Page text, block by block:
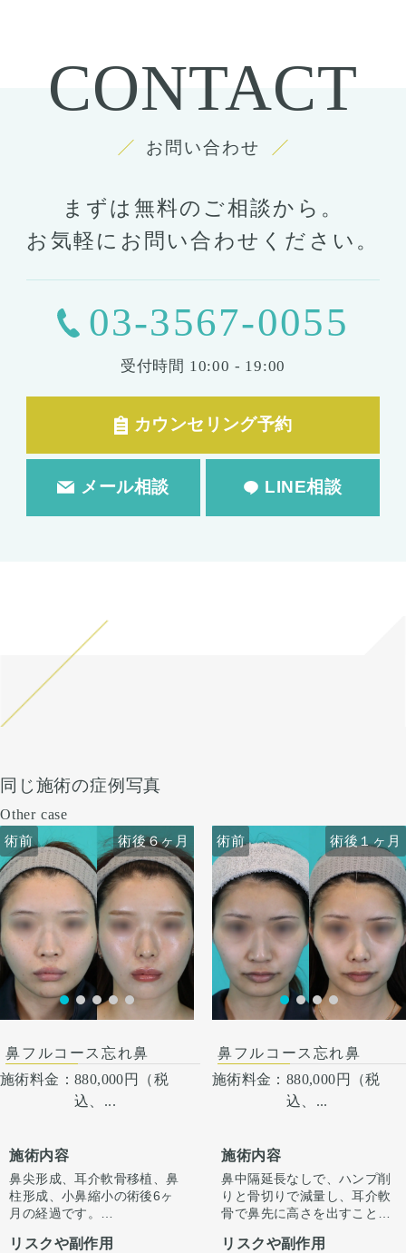
CONTACT
お問い合わせ
まずは無料のご相談から。
お気軽にお問い合わせください。
03-3567-0055
受付時間 10:00 - 19:00
カウンセリング予約
メール相談 LINE相談
同じ施術の症例写真
Other case
術前 術後６ヶ月 術前 術後６ヶ月
鼻フルコース忘れ鼻
施術料金： 880,000円（税
込、...
施術内容
鼻尖形成、耳介軟骨移植、鼻
柱形成、小鼻縮小の術後6ヶ
月の経過です。
ストラット＋耳介軟骨移植で
リスクや副作用
術前
術後１ヶ月
術前 術後１ヶ月
鼻フルコース忘れ鼻
施術料金： 880,000円（税
込、...
施術内容
鼻中隔延長なしで、ハンプ削
りと骨切りで減量し、耳介軟
骨で鼻先に高さを出すことで
正面から見たときもすっきり
リスクや副作用